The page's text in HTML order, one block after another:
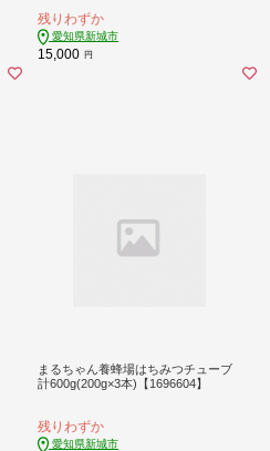
残りわずか
愛知県新城市
15,000 円
まるちゃん養蜂場はちみつチューブ
計600g(200g×3本)【1696604】
残りわずか
愛知県新城市